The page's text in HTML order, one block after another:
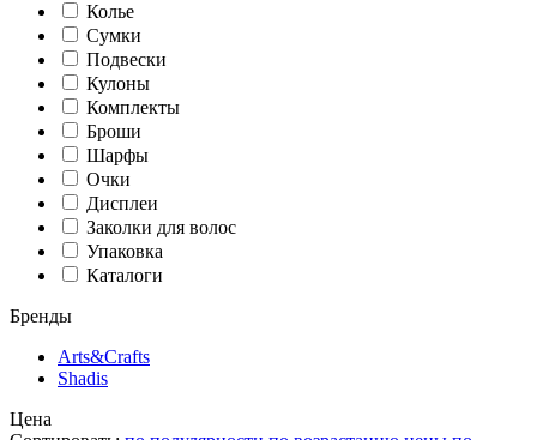
Колье
Сумки
Подвески
Кулоны
Комплекты
Броши
Шарфы
Очки
Дисплеи
Заколки для волос
Упаковка
Каталоги
Бренды
Arts&Crafts
Shadis
Цена